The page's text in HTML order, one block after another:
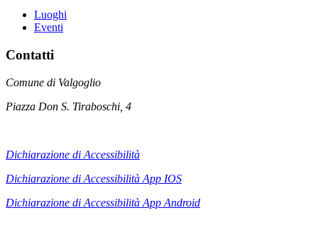
Luoghi
Eventi
Contatti
Comune di Valgoglio
Piazza Don S. Tiraboschi, 4
Dichiarazione di Accessibilità
Dichiarazione di Accessibilità App IOS
Dichiarazione di Accessibilità App Android